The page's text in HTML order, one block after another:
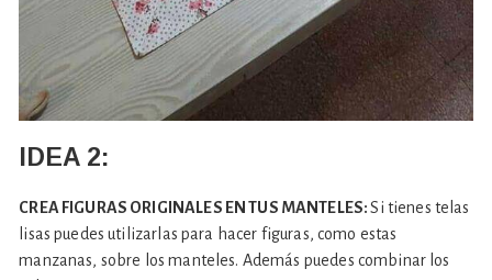
IDEA 2:
CREA FIGURAS ORIGINALES EN TUS MANTELES:Si tienes telas
lisas puedes utilizarlas para hacer figuras, como estas
manzanas, sobre los manteles. Además puedes combinar los